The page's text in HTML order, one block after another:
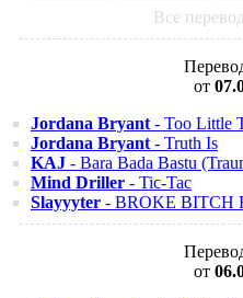
Все
от
Jordana Bryant - Too Little
Jordana Bryant - Truth Is
KAJ - Bara Bada Bastu
Mind Driller - Tic-Tac
Slayyyter - BROKE BITCH
от